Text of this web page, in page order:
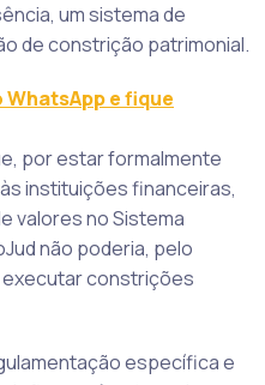
um sistema de
de constrição patrimonial.
WhatsApp e fique
por estar formalmente
instituições financeiras,
valores no Sistema
não poderia, pelo
constrições
específica e